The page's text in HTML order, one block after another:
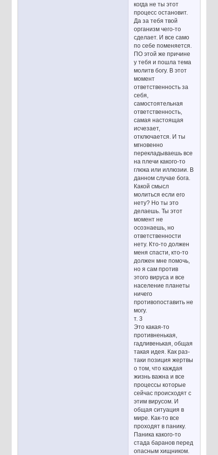
когда не ты этот
процесс остановит.
Да за тебя твой
организм чего-то
сделает. И все само
по себе поменяется.
ПО этой же причине
у тебя и пошла тема
молитв богу. В этот
момент
ответственность за
себя,
самостоятельная
ответственность,
самая настоящая
исчезает,
отключается. И ты
мгновенно
перекладываешь все
на плечи какого-то
глюка или иллюзии. В
данном случае бога.
Какой смысл
молиться если его
нету? Но ты это
делаешь. Ты этот
момент не
осознаешь, но
ответственности
нету. Кто-то должен
меня спасти, кто-то
должен мне помочь,
но я сам против
этого вируса и все
население планеты
ничего
противопоставить не
могу.
т. 3
Это какая-то
противненькая,
гадливенькая, общая
такая идея. Как раз-
таки позиция жертвы
о том, что каждая
жизнь важна и все
процессы которые
сейчас происходят с
этим вирусом. И
общая ситуация в
мире. Как-то все
проходят в панику.
Паника какого-то
стада баранов перед
опасным хищником.